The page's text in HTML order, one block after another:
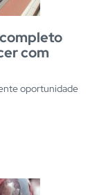
com
oportunidade